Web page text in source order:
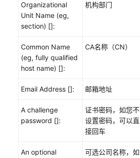
MQTT
场
-
使
用
为
接
入
发
Organizational
Unit Name (eg,
section) []:
机构部门
Common Name
(eg, fully qualified
host name) []:
CA名称（CN）
Email Address []: 邮箱地址
A challenge
password []:
证书密码，如您不
设置密码，可以直
接回车
An optional
可选公司名称，如